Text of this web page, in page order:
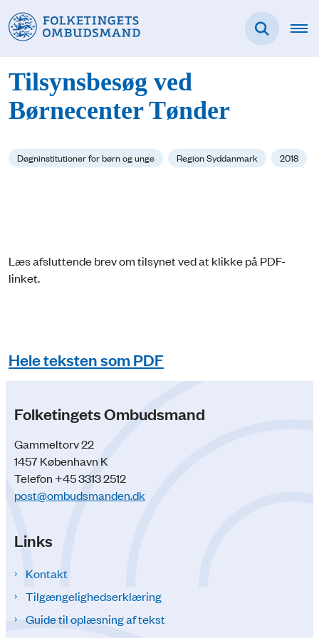
Tilsynsbesøg ved
Børnecenter Tønder
Døgninstitutioner for børn og unge Region Syddanmark 2018
Læs afsluttende brev om tilsynet ved at klikke på PDF-
linket.
Hele teksten som PDF
Folketingets Ombudsmand
Gammeltorv 22
1457 København K
Telefon +45 3313 2512
post@ombudsmanden.dk
Links
Kontakt
Tilgængelighedserklæring
Guide til oplæsning af tekst